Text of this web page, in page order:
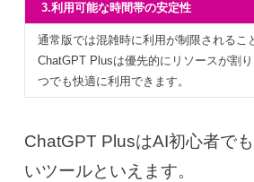
3.利用可能な時間帯の安定性
通常版では混雑時に利用が制限されるこ
ChatGPT Plusは優先的にリソースが割
つでも快適に利用できます。
ChatGPT PlusはAI初心者で
いツールといえます。